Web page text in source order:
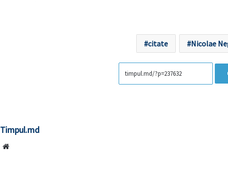
citate Nicolae
Timpul.md